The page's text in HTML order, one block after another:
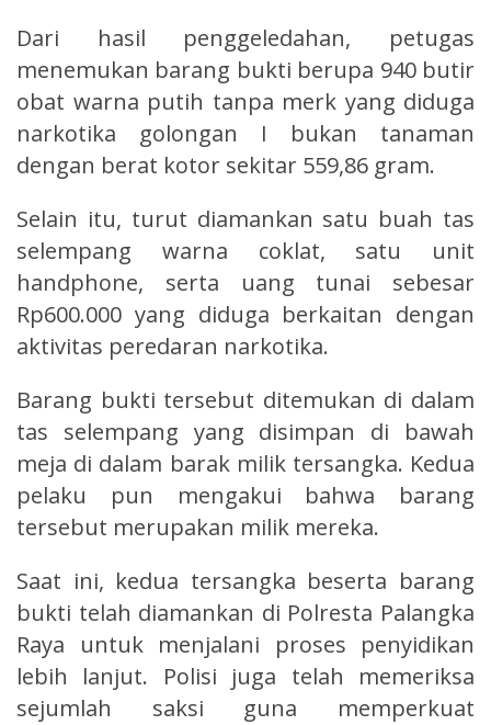
Dari hasil penggeledahan, petugas
menemukan barang bukti berupa 940 butir
obat warna putih tanpa merk yang diduga
narkotika golongan I bukan tanaman
dengan berat kotor sekitar 559,86 gram.
Selain itu, turut diamankan satu buah tas
selempang warna coklat, satu unit
handphone, serta uang tunai sebesar
Rp600.000 yang diduga berkaitan dengan
aktivitas peredaran narkotika.
Barang bukti tersebut ditemukan di dalam
tas selempang yang disimpan di bawah
meja di dalam barak milik tersangka. Kedua
pelaku pun mengakui bahwa barang
tersebut merupakan milik mereka.
Saat ini, kedua tersangka beserta barang
bukti telah diamankan di Polresta Palangka
Raya untuk menjalani proses penyidikan
lebih lanjut. Polisi juga telah memeriksa
sejumlah saksi guna memperkuat